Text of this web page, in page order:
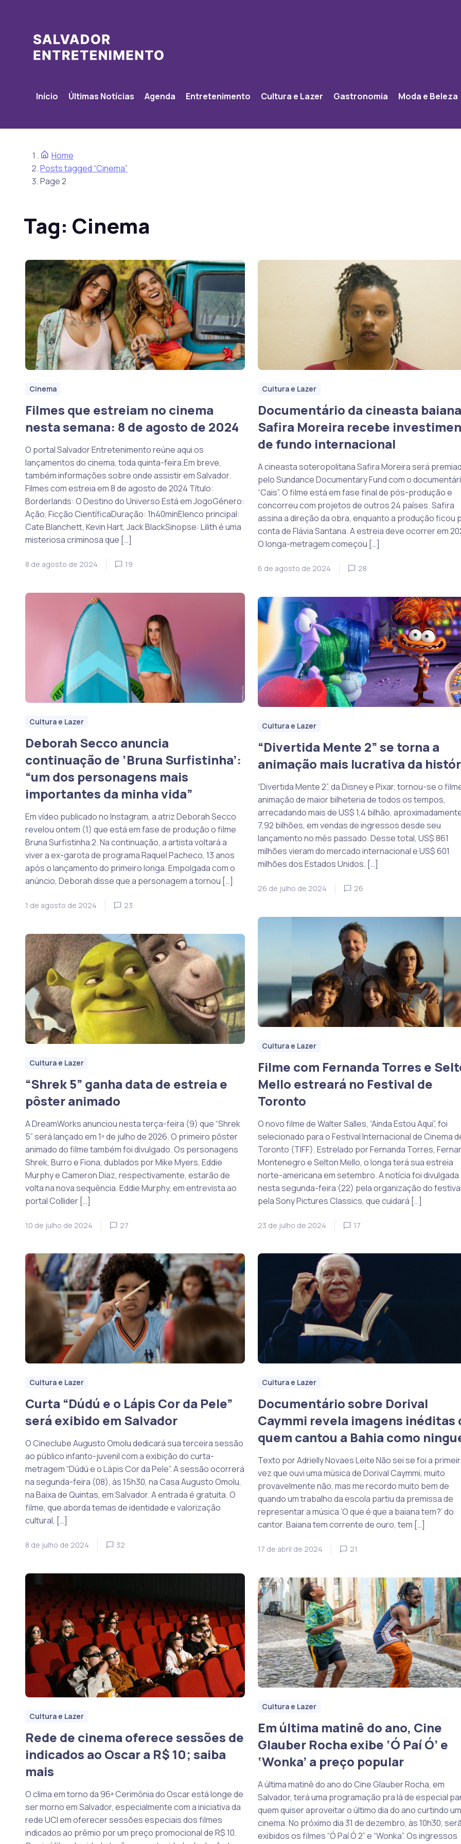
Início Últimas Notícias Agenda Entretenimento Cultura e Lazer Gastronomia Moda e Beleza
Home
Posts tagged “Cinema”
Page 2
Tag: Cinema
Cinema
Filmes que estreiam no cinema
nesta semana: 8 de agosto de 2024
O portal Salvador Entretenimento reúne aqui os
lançamentos do cinema, toda quinta-feira.Em breve,
também informações sobre onde assistir em Salvador.
Filmes com estreia em 8 de agosto de 2024 Título:
Borderlands: O Destino do Universo Está em JogoGênero:
Ação, Ficção CientíficaDuração: 1h40minElenco principal:
Cate Blanchett, Kevin Hart, Jack BlackSinopse: Lilith é uma
misteriosa criminosa que […]
8 de agosto de 2024 19
Cultura e Lazer
Documentário da cineasta baiana
Safira Moreira recebe
de fundo internacional
A cineasta soteropolitana Safira Moreira será
pelo Sundance Documentary Fund com o
“Cais”. O filme está em fase final de pós-produção e
concorreu com projetos de outros 24 países. Safira
assina a direção da obra, enquanto a produção ficou
conta de Flávia Santana. A estreia deve ocorrer em
O longa-metragem começou […]
6 de agosto de 2024 28
Cultura e Lazer
Deborah Secco anuncia
continuação de ‘Bruna Surfistinha’:
“um dos personagens mais
importantes da minha vida”
Em vídeo publicado no Instagram, a atriz Deborah Secco
revelou ontem (1) que está em fase de produção o filme
Bruna Surfistinha 2. Na continuação, a artista voltará a
viver a ex-garota de programa Raquel Pacheco, 13 anos
após o lançamento do primeiro longa. Empolgada com o
anúncio, Deborah disse que a personagem a tornou […]
1 de agosto de 2024 23
Cultura e Lazer
“Divertida Mente 2” se torna a
animação mais lucrativa da
“Divertida Mente 2”, da Disney e Pixar, tornou-se o
animação de maior bilheteria de todos os tempos,
arrecadando mais de US$ 1,4 bilhão,
7,92 bilhões, em vendas de ingressos desde seu
lançamento no mês passado. Desse total, US$ 861
milhões vieram do mercado internacional e US$ 601
milhões dos Estados Unidos. […]
26 de julho de 2024 26
Cultura e Lazer
Filme com Fernanda Torres e
Mello estreará no Festival de
Toronto
O novo filme de Walter Salles, “Ainda Estou Aqui”, foi
selecionado para o Festival Internacional de Cinema
Toronto (TIFF). Estrelado por Fernanda Torres,
Montenegro e Selton Mello, o longa terá sua estreia
norte-americana em setembro. A notícia foi divulgada
nesta segunda-feira (22) pela organização do
pela Sony Pictures Classics, que cuidará […]
23 de julho de 2024 17
Cultura e Lazer
“Shrek 5” ganha data de estreia e
pôster animado
A DreamWorks anunciou nesta terça-feira (9) que “Shrek
5” será lançado em 1º de julho de 2026. O primeiro pôster
animado do filme também foi divulgado. Os personagens
Shrek, Burro e Fiona, dublados por Mike Myers, Eddie
Murphy e Cameron Diaz, respectivamente, estarão de
volta na nova sequência. Eddie Murphy, em entrevista ao
portal Collider […]
10 de julho de 2024 27
Cultura e Lazer
Curta “Dúdú e o Lápis Cor da Pele”
será exibido em Salvador
O Cineclube Augusto Omolu dedicará sua terceira sessão
ao público infanto-juvenil com a exibição do curta-
metragem “Dúdú e o Lápis Cor da Pele”. A sessão ocorrerá
na segunda-feira (08), às 15h30, na Casa Augusto Omolu,
na Baixa de Quintas, em Salvador. A entrada é gratuita. O
filme, que aborda temas de identidade e valorização
cultural, […]
8 de julho de 2024 32
Cultura e Lazer
Documentário sobre Dorival
Caymmi revela imagens inéditas
quem cantou a Bahia como
Texto por Adrielly Novaes Leite Não sei se foi a
vez que ouvi uma música de Dorival Caymmi, muito
provavelmente não, mas me recordo muito bem de
quando um trabalho da escola partiu da premissa de
representar a música ‘O que é que a baiana tem?’ do
cantor. Baiana tem corrente de ouro, tem […]
17 de abril de 2024 21
Cultura e Lazer
Rede de cinema oferece sessões de
indicados ao Oscar a R$ 10; saiba
mais
O clima em torno da 96ª Cerimônia do Oscar está longe de
ser morno em Salvador, especialmente com a iniciativa da
rede UCI em oferecer sessões especiais dos filmes
indicados ao prêmio por um preço promocional de R$ 10.
Cultura e Lazer
Em última matinê do ano, Cine
Glauber Rocha exibe ‘Ó Paí Ó’ e
‘Wonka’ a preço popular
A última matinê do ano do Cine Glauber Rocha, em
Salvador, terá uma programação pra lá de especial
quem quiser aproveitar o último dia do ano curtindo um
cinema. No próximo dia 31 de dezembro, às 10h30,
exibidos os filmes “Ó Paí Ó 2” e “Wonka”. Os ingressos